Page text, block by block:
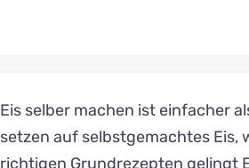
Eis selber machen ist einfacher
setzen auf selbstgemachtes Eis,
richtigen Grundrezepten gelingt